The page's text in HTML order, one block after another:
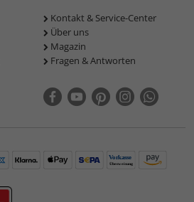
Kontakt & Service-Center
Über uns
Magazin
Fragen & Antworten